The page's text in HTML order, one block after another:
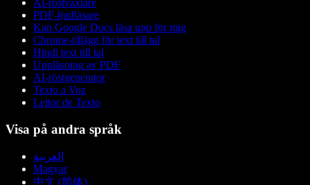
AI-röstväxlare
PDF-ljudläsare
Kan Google Docs läsa upp för mig
Chrome-tillägg för text till tal
Hindi text till tal
Uppläsning av PDF
AI-röstgenerator
Texto a Voz
Leitor de Texto
Visa på andra språk
العربية
Magyar
中文 (简体)